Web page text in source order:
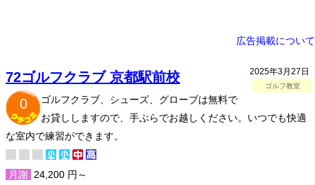
広告掲載について
2025年3月27日
ゴルフ教室
72ゴルフクラブ 京都駅前校
0
ゴルフクラブ、シューズ、グローブは無料で
お貸ししますので、手ぶらでお越しください。いつでも快適
な室内で練習ができます。
月謝 24,200 円～